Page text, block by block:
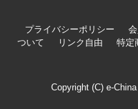
プライバシーポリシー
ついて
リンク自由 特定
Copyright (C) e-